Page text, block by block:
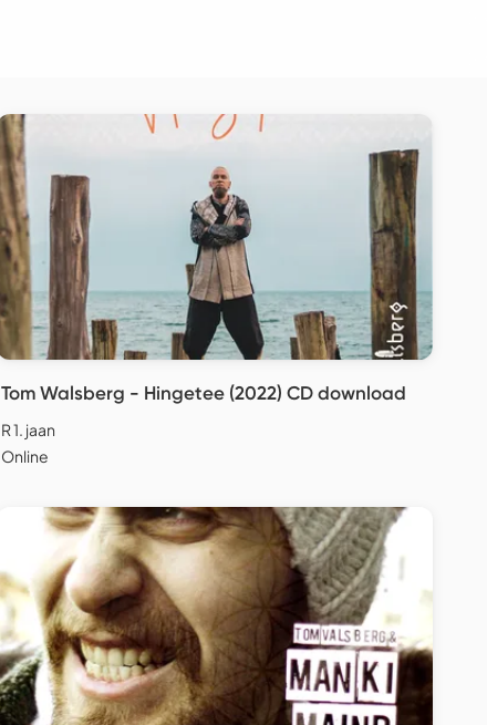
Tom Walsberg - Hingetee (2022) CD download
R 1. jaan
Online